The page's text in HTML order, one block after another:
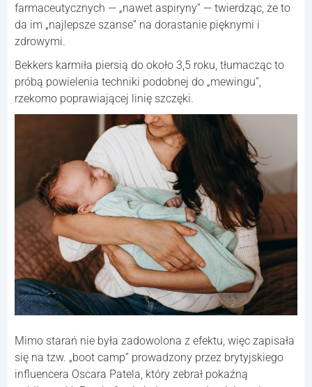
farmaceutycznych — „nawet aspiryny” — twierdząc, że to
da im „najlepsze szanse” na dorastanie pięknymi i
zdrowymi.
Bekkers karmiła piersią do około 3,5 roku, tłumacząc to
próbą powielenia techniki podobnej do „mewingu”,
rzekomo poprawiającej linię szczęki.
Mimo starań nie była zadowolona z efektu, więc zapisała
się na tzw. „boot camp” prowadzony przez brytyjskiego
influencera Oscara Patela, który zebrał pokaźną